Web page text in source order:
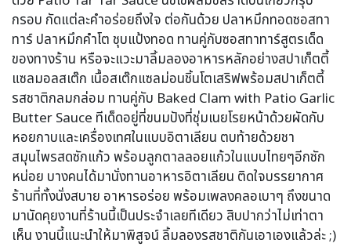
กรอบ กัดแต่ละคำอร่อยถึงใจ ต่อกันด้วย ปลาหมึกทอดซอสทา
ทาร์ ปลาหมึกคำโต ชุบแป้งทอด ทานคู่กับซอสทาทาร์สูตรเด็ด
ของทางร้าน หรือจะแวะมาลิ้มลองอาหารหลักอย่างสปาเก็ตตี้
แซลมอลสเต๊ก เนื้อสเต๊กแซลม่อนชิ้นโตเสริฟพร้อมสปาเก็ตตี้
รสชาติกลมกล่อม ทานคู่กับ Baked Clam with Patio Garlic
Butter Sauce ทีเด็ดอยู่ที่ขนมปังที่ชุ่มเนยโรยหน้าด้วยผัดกับ
หอยกาบและเครื่องเทศในแบบอิตาเลียน ตบท้ายด้วยชา
สมุนไพรสดซักแก้ว พร้อมลูกตาลลอยแก้วในแบบไทยๆอีกซัก
หน่อย บางคนได้มานั่งทานอาหารอิตาเลียน ติดใจบรรยากาศ
ร้านที่ทั้งนั่งสบาย อาหารอร่อย พร้อมเพลงคลอเบาๆ ถึงขนาด
มานัดคุยงานที่ร้านนี้เป็นประจำเลยทีเดียว สิบปากว่าไม่เท่าตา
เห็น งานนี้แนะนำให้มาพิสูจน์ ลิ้มลองรสชาติกันเอาเองแล้วล่ะ ;)